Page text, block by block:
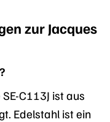
zur Jacques
C113J ist aus
Edelstahl ist ein